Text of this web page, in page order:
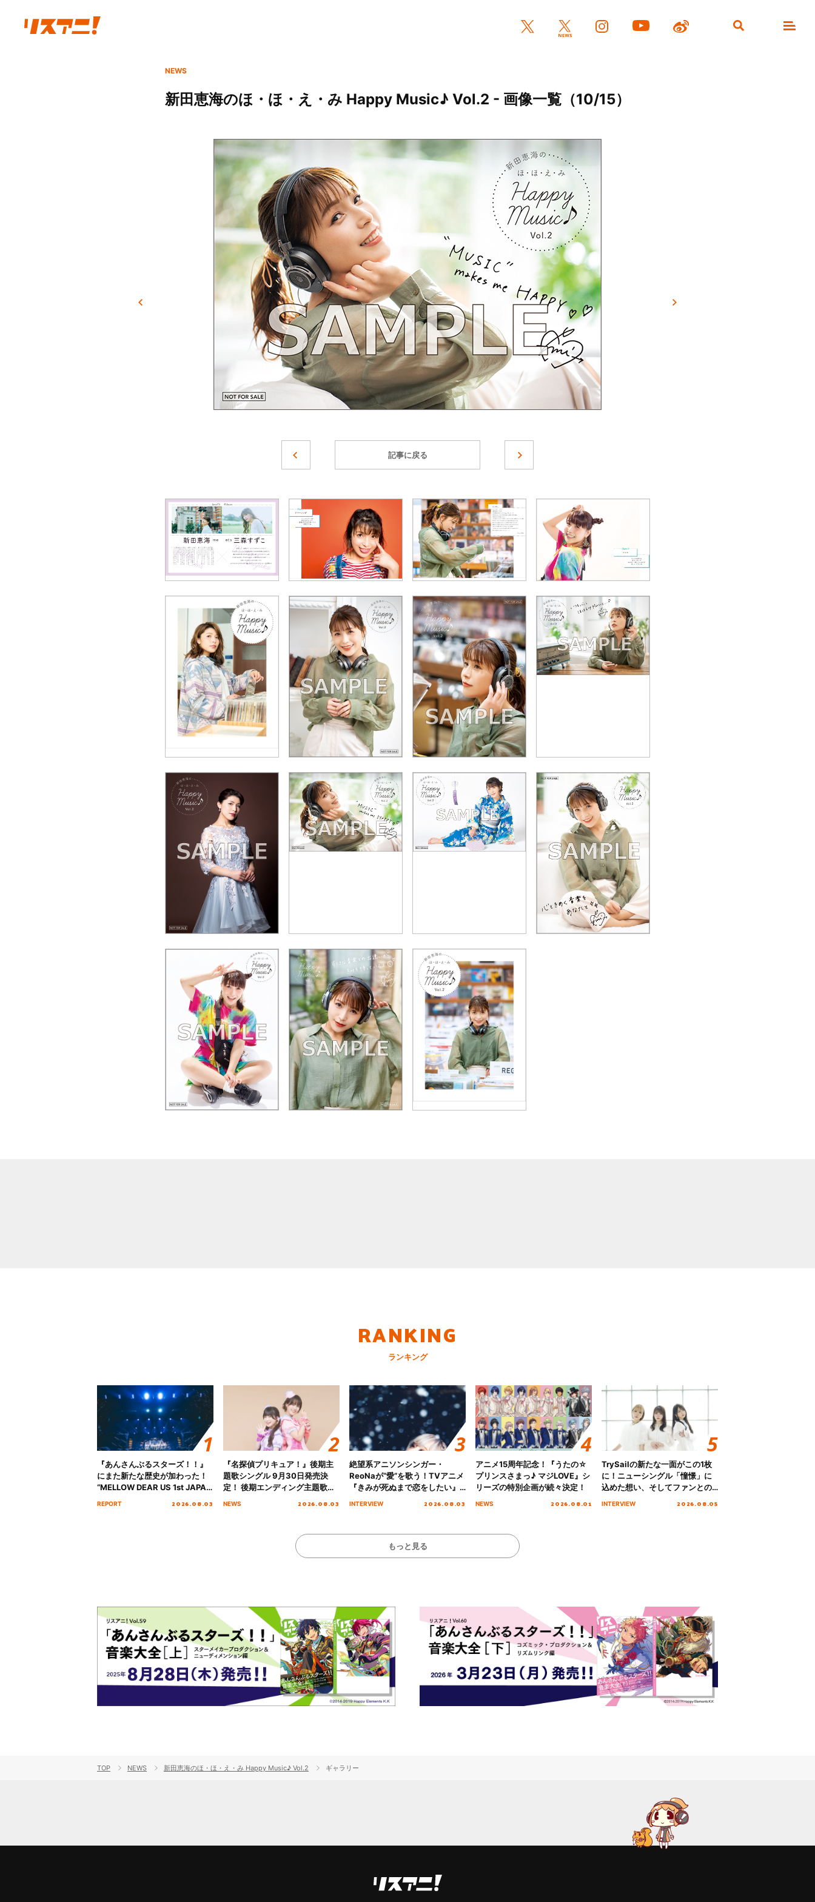
NEWS
新田恵海のほ・ほ・え・み Happy Music♪ Vol.2 - 画像一覧（10/15）
記事に戻る
RANKING
ランキング
『あんさんぶるスターズ！！』
にまた新たな歴史が加わった！
“MELLOW DEAR US 1st JAPAN
Tour Final「NICE to meet YOU
REPORT 2026.08.03
『名探偵プリキュア！』後期主
題歌シングル 9月30日発売決
定！ 後期エンディング主題歌
「いつかわかる☆きっとあえ
NEWS 2026.08.03
絶望系アニソンシンガー・
ReoNaが“愛”を歌う！TVアニメ
『きみが死ぬまで恋をしたい』
オープニング主題歌「Amore」
INTERVIEW 2026.08.03
アニメ15周年記念！『うたの☆
プリンスさまっ♪ マジLOVE』シ
リーズの特別企画が続々決定！
NEWS 2026.08.01
TrySailの新たな一面がこの1枚
に！ニューシングル「憧憬」に
込めた想い、そしてファンとの
10周年の打ち上げライブを終え
INTERVIEW 2026.08.05
もっと見る
TOP NEWS 新田恵海のほ・ほ・え・み Happy Music♪ Vol.2 ギャラリー